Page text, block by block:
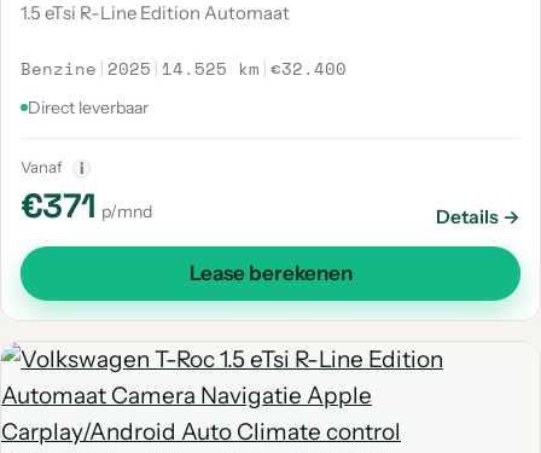
1.5 eTsi R-Line Edition Automaat
Benzine | 2025 | 14.525 km |€32.400
Direct leverbaar
Vanaf i
€371 p/mnd Details →
Lease berekenen